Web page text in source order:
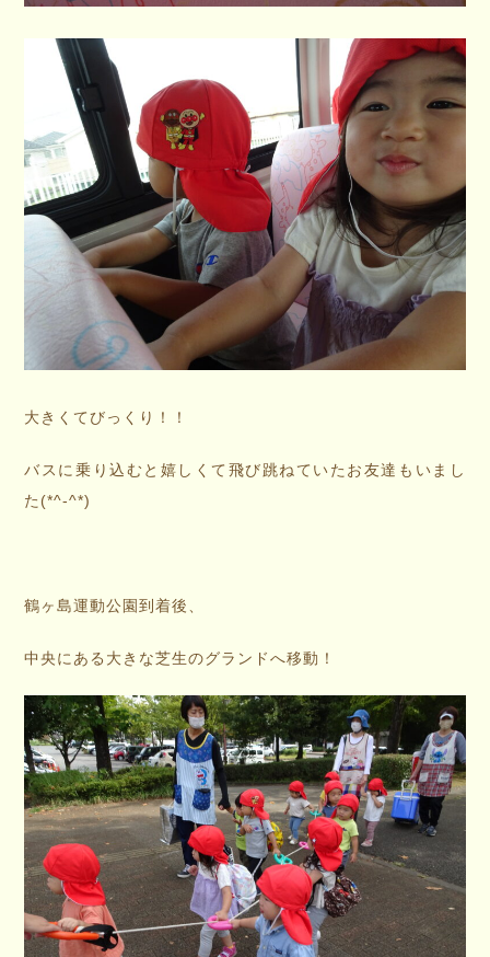
大きくてびっくり！！
バスに乗り込むと嬉しくて飛び跳ねていたお友達もいまし
た(*^-^*)
鶴ヶ島運動公園到着後、
中央にある大きな芝生のグランドへ移動！